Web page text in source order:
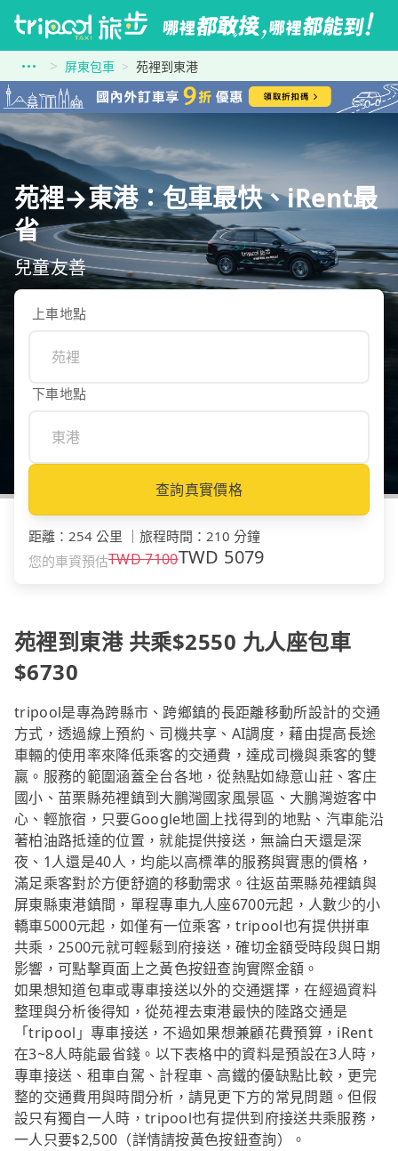
屏東包車 苑裡到東港
苑裡→東港：包車最快、iRent最
省
兒童友善
上車地點
下車地點
查詢真實價格
距離 ： 254 公里 旅程時間 ： 210 分鐘
您的車資預估TWD7100TWD 5079
苑裡到東港 共乘$2550 九人座包車
$6730
tripool是專為跨縣市、跨鄉鎮的長距離移動所設計的交通
方式，透過線上預約、司機共享、AI調度，藉由提高長途
車輛的使用率來降低乘客的交通費，達成司機與乘客的雙
贏。服務的範圍涵蓋全台各地，從熱點如綠意山莊、客庄
國小、苗栗縣苑裡鎮到大鵬灣國家風景區、大鵬灣遊客中
心、輕旅宿，只要Google地圖上找得到的地點、汽車能沿
著柏油路抵達的位置，就能提供接送，無論白天還是深
夜、1人還是40人，均能以高標準的服務與實惠的價格，
滿足乘客對於方便舒適的移動需求。往返苗栗縣苑裡鎮與
屏東縣東港鎮間，單程專車九人座6700元起，人數少的小
轎車5000元起，如僅有一位乘客，tripool也有提供拼車
共乘，2500元就可輕鬆到府接送，確切金額受時段與日期
影響，可點擊頁面上之黃色按鈕查詢實際金額。
如果想知道包車或專車接送以外的交通選擇，在經過資料
整理與分析後得知，從苑裡去東港最快的陸路交通是
「tripool」專車接送，不過如果想兼顧花費預算，iRent
在3~8人時能最省錢。以下表格中的資料是預設在3人時，
專車接送、租車自駕、計程車、高鐵的優缺點比較，更完
整的交通費用與時間分析，請見更下方的常見問題。但假
設只有獨自一人時，tripool也有提供到府接送共乘服務，
一人只要$2,500（詳情請按黃色按鈕查詢）。